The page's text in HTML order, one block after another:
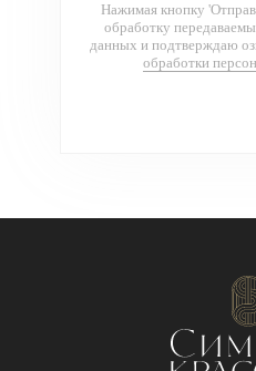
Нажимая кнопку
обработку
данных и подтверждаю
обработки